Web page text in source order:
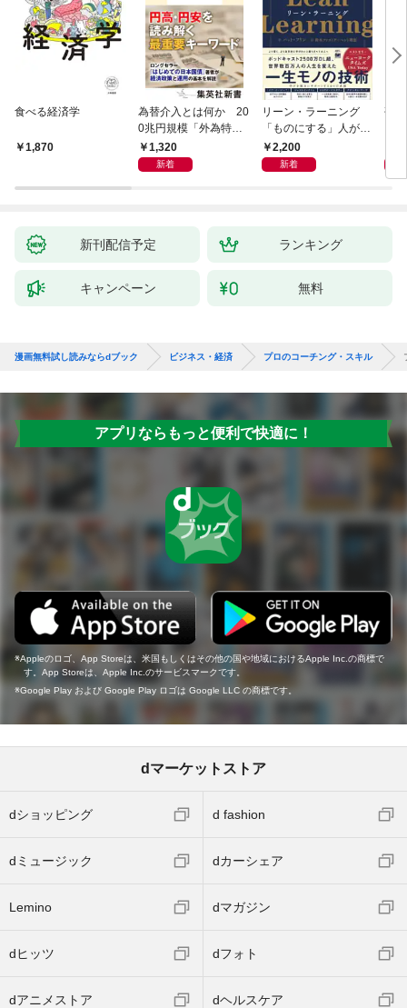
食べる経済学
1,870
為替介入とは何か 20
0兆円規模「外為特
会」が生まれた謎
1,320
新着
リーン・ラーニング
「ものにする」人が自
然とやっている 最小の
インプットで最大の成
2,200
新着
研
新刊配信予定 ランキング
キャンペーン 無料
漫画無料試し読みならdブック ビジネス・経済 プロのコーチング・スキル
アプリならもっと便利で快適に！
Appleのロゴ、App Storeは、米国もしくはその他の国や地域におけるApple Inc.の商標で
す。App Storeは、Apple Inc.のサービスマークです。
Google Play および Google Play ロゴは Google LLC の商標です。
dマーケットストア
dショッピング d fashion
dミュージック dカーシェア
Lemino dマガジン
dヒッツ dフォト
dアニメストア dヘルスケア